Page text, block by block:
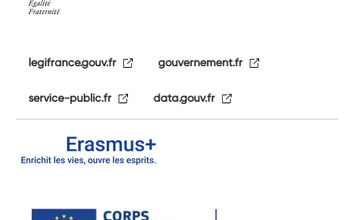
legifrance.gouv.fr gouvernement.fr
service-public.fr data.gouv.fr